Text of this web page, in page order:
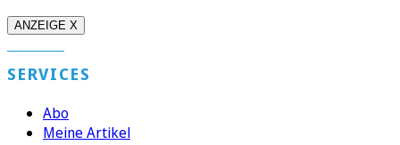
ANZEIGE X
SERVICES
Abo
Meine Artikel